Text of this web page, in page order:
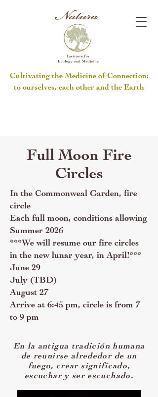
Cultivating the Medicine of Connection:
to ourselves, each other and the Earth
Full Moon Fire
Circles
In the Commonweal Garden, fire
circle
Each full moon, conditions allowing
Summer 2026
***We will resume our fire circles
in the new lunar year, in April!***
June 29
July (TBD)
August 27
Arrive at 6:45 pm, circle is from 7
to 9 pm
En la antigua tradición humana
de reunirse alrededor de un
fuego, crear significado,
escuchar y ser escuchado.